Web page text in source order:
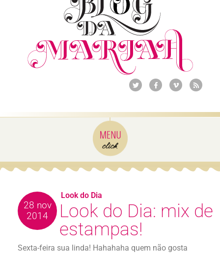
28 nov
2014
Look do Dia: mix de
estampas!
Sexta-feira sua linda! Hahahaha quem não gosta
Look do Dia